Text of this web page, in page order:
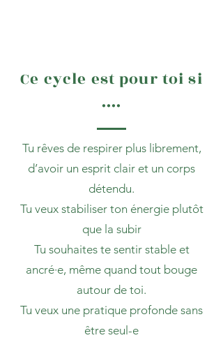
Ce cycle est pour toi si
....
Tu rêves de respirer plus librement,
d’avoir un esprit clair et un corps
détendu.
Tu veux stabiliser ton énergie plutôt
que la subir
Tu souhaites te sentir stable et
ancré·e, même quand tout bouge
autour de toi.
Tu veux une pratique profonde sans
être seul-e